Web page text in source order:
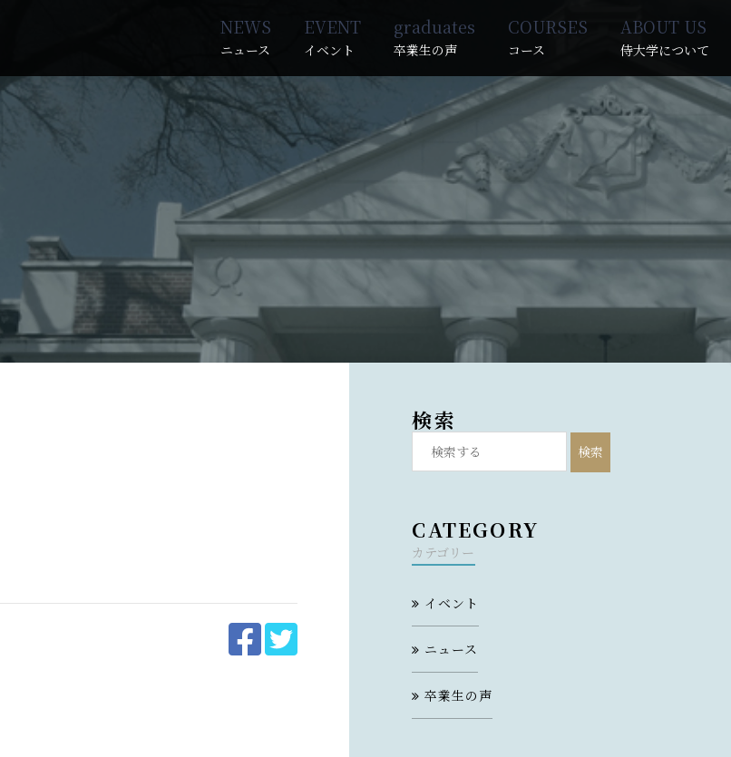
NEWS
ニュース
EVENT
イベント
graduates
卒業生の声
COURSES
コース
ABOUT US
侍大学について
検索
検索
CATEGORY
カテゴリー
イベント
ニュース
卒業生の声